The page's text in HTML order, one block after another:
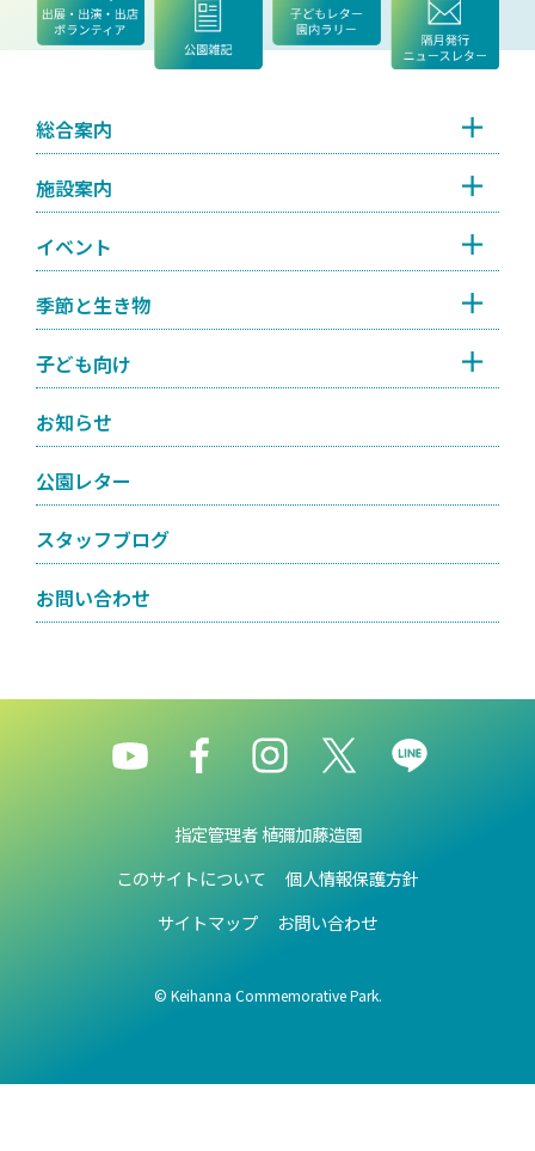
総合案内
施設案内
イベント
季節と生き物
子ども向け
お知らせ
公園レター
スタッフブログ
お問い合わせ
指定管理者 植彌加藤造園
このサイトについて
個人情報保護方針
サイトマップ
お問い合わせ
© Keihanna Commemorative Park.